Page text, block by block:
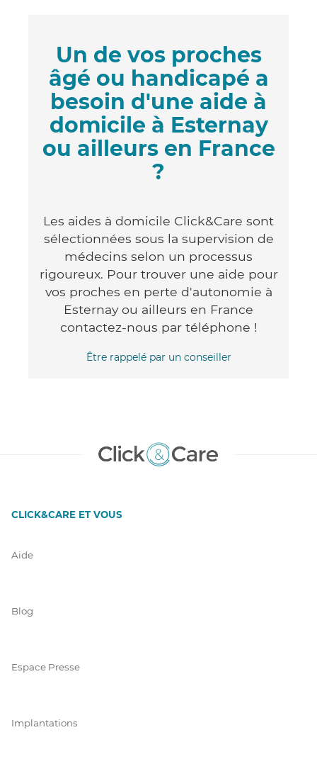
Un de vos proches
âgé ou handicapé a
besoin d'une aide à
domicile à Esternay
ou ailleurs en France
?
Les aides à domicile Click&Care sont
sélectionnées sous la supervision de
médecins selon un processus
rigoureux. Pour trouver une aide pour
vos proches en perte d'autonomie à
Esternay ou ailleurs en France
contactez-nous par téléphone !
Être rappelé par un conseiller
CLICK&CARE ET VOUS
Aide
Blog
Espace Presse
Implantations